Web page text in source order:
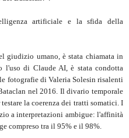
artificiale e la sfida della
giudizio umano, è stata chiamata in
l'uso di Claude AI, è stata condotta
fotografie di Valeria Solesin risalenti
nel 2016. Il divario temporale
la coerenza dei tratti somatici. I
a interpretazioni ambigue: l'affinità
compreso tra il 95% e il 98%.